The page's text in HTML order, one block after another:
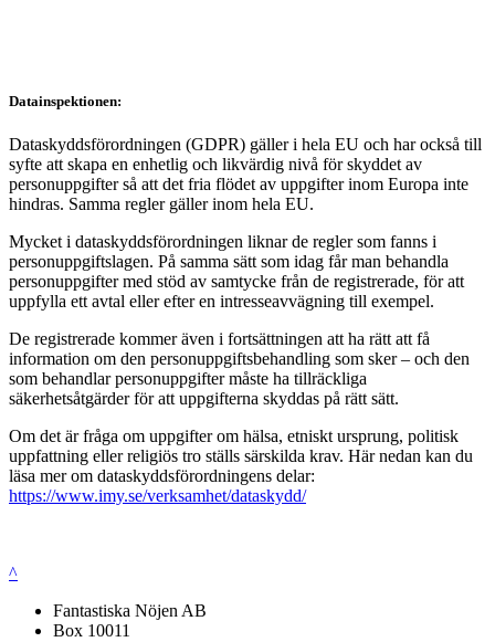
Datainspektionen:
Dataskyddsförordningen (GDPR) gäller i hela EU och har också till
syfte att skapa en enhetlig och likvärdig nivå för skyddet av
personuppgifter så att det fria flödet av uppgifter inom Europa inte
hindras. Samma regler gäller inom hela EU.
Mycket i dataskyddsförordningen liknar de regler som fanns i
personuppgiftslagen. På samma sätt som idag får man behandla
personuppgifter med stöd av samtycke från de registrerade, för att
uppfylla ett avtal eller efter en intresseavvägning till exempel.
De registrerade kommer även i fortsättningen att ha rätt att få
information om den personuppgiftsbehandling som sker – och den
som behandlar personuppgifter måste ha tillräckliga
säkerhetsåtgärder för att uppgifterna skyddas på rätt sätt.
Om det är fråga om uppgifter om hälsa, etniskt ursprung, politisk
uppfattning eller religiös tro ställs särskilda krav. Här nedan kan du
läsa mer om dataskyddsförordningens delar:
https://www.imy.se/verksamhet/dataskydd/
^
Fantastiska Nöjen AB
Box 10011